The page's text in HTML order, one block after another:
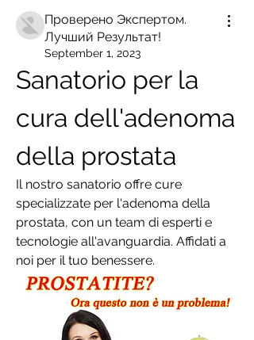
Проверено Экспертом.
Лучший Результат!
September 1, 2023
Sanatorio per la
cura dell'adenoma
della prostata
Il nostro sanatorio offre cure
specializzate per l'adenoma della
prostata, con un team di esperti e
tecnologie all'avanguardia. Affidati a
noi per il tuo benessere.